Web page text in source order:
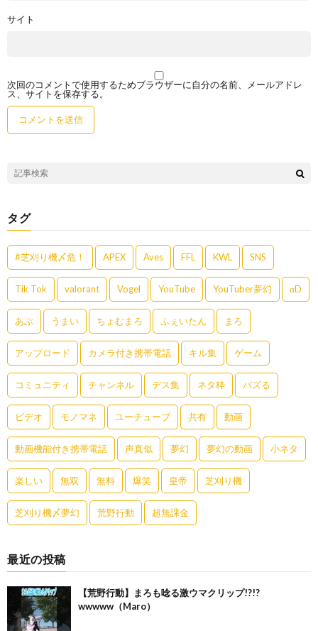
サイト
次回のコメントで使用するためブラウザーに自分の名前、メールアドレ
ス、サイトを保存する。
タグ
#芝刈り機〆危！ APEX Aves FFL KWL SNS
Tik Tok valorant Vogel YouTube YouTuber夢幻 αD
あぶ うまい ちょむまろ ふぇいたん まろ
アップロード カメラ付き携帯電話 キル集 ゲーム
コミュニティ チャンネル デス集 ネタ枠 バズる
ビデオ モノマネ ユーチューブ 共有 動画
動画機能付き携帯電話 声真似 夢幻 夢幻の動画 小ネタ
楽しい 無双 無料 爆笑 皇帝 芝刈り機
芝刈り機〆夢幻 荒野行動 超無課金
最近の投稿
【荒野行動】まろも唸る激ウマクリップ!?!?
wwwww（Maro）